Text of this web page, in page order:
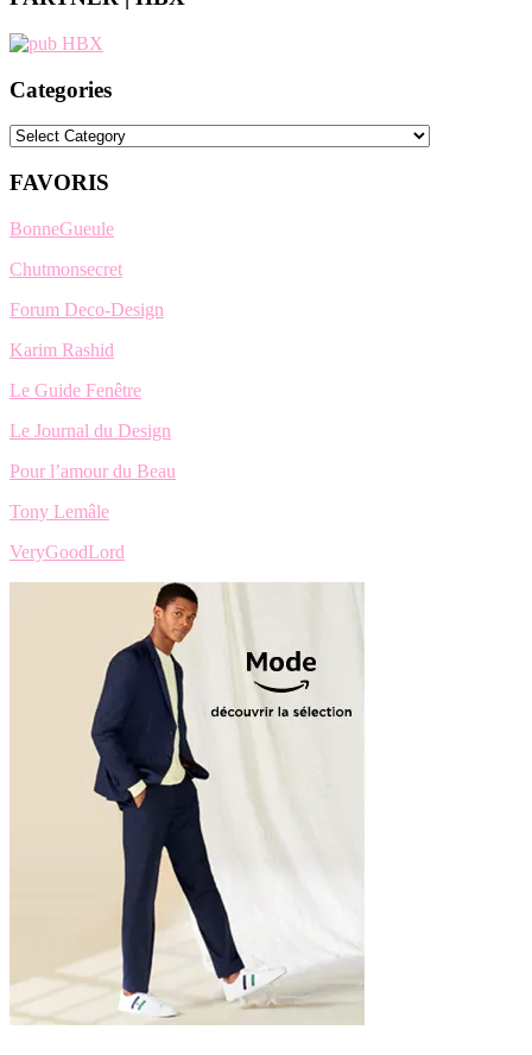
Categories
Categories
FAVORIS
BonneGueule
Chutmonsecret
Forum Deco-Design
Karim Rashid
Le Guide Fenêtre
Le Journal du Design
Pour l’amour du Beau
Tony Lemâle
VeryGoodLord